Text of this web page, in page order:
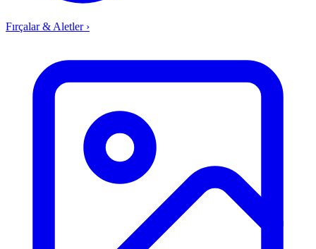
Fırçalar & Aletler ›